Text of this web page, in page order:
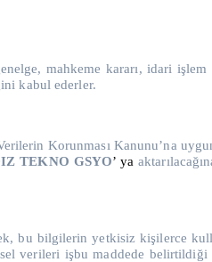
mahkeme kararı, idari
kabul ederler.
Korunması Kanunu’na
TEKNO GSYO’ ya
bu bilgilerin yetkisiz kişilerce
verileri işbu maddede belirtildiği